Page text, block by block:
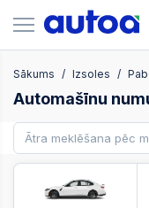
Sākums Izsoles
Automašīnu